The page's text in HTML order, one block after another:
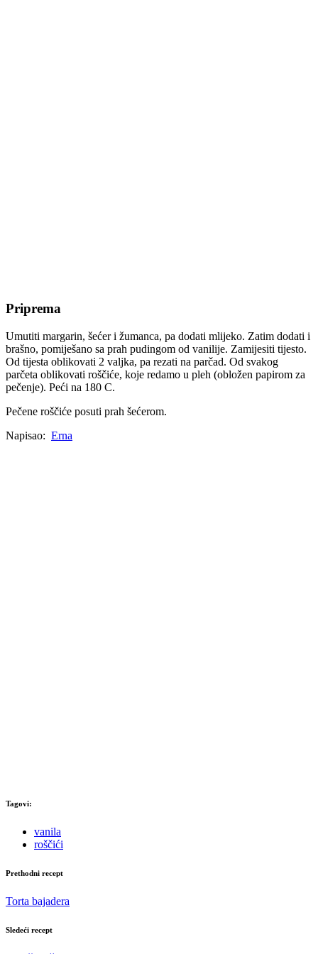
Priprema
Umutiti margarin, šećer i žumanca, pa dodati mlijeko. Zatim dodati i
brašno, pomiješano sa prah pudingom od vanilije. Zamijesiti tijesto.
Od tijesta oblikovati 2 valjka, pa rezati na parčad. Od svakog
parčeta oblikovati roščiće, koje redamo u pleh (obložen papirom za
pečenje). Peći na 180 C.
Pečene roščiće posuti prah šećerom.
Napisao: Erna
Tagovi:
vanila
roščići
Prethodni recept
Torta bajadera
Sledeći recept